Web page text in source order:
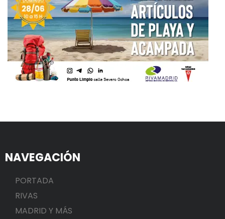
NAVEGACIÓN
PORTADA
RIVAS
MADRID Y MÁS